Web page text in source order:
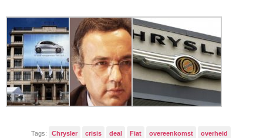
Tags: Chrysler crisis deal Fiat overeenkomst overheid